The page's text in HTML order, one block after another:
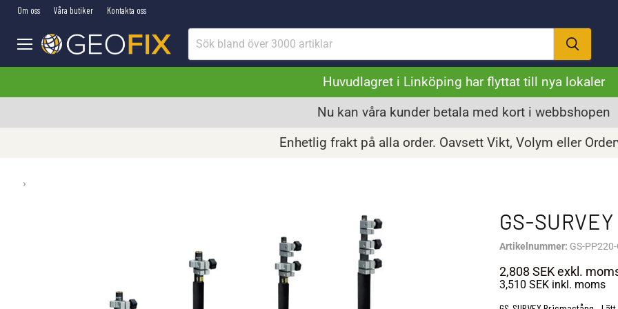
Om oss Våra butiker Kontakta oss
Meny
Huvudlagret i Linköping har flyttat till nya lokaler
Nu kan våra kunder betala med kort i webbshopen
Enhetlig frakt på alla order. Oavsett Vikt, Volym eller
›
GS-
Artikelnummer: GS-PP220-
2,808 SEKexkl.
3,510 SEKinkl. moms